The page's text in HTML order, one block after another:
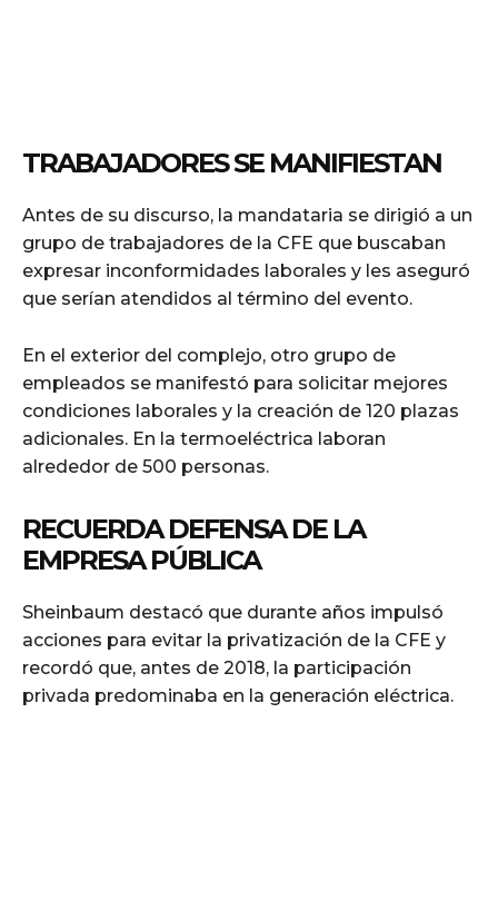
TRABAJADORES SE MANIFIESTAN
Antes de su discurso, la mandataria se dirigió a un
grupo de trabajadores de la CFE que buscaban
expresar inconformidades laborales y les aseguró
que serían atendidos al término del evento.
En el exterior del complejo, otro grupo de
empleados se manifestó para solicitar mejores
condiciones laborales y la creación de 120 plazas
adicionales. En la termoeléctrica laboran
alrededor de 500 personas.
RECUERDA DEFENSA DE LA
EMPRESA PÚBLICA
Sheinbaum destacó que durante años impulsó
acciones para evitar la privatización de la CFE y
recordó que, antes de 2018, la participación
privada predominaba en la generación eléctrica.